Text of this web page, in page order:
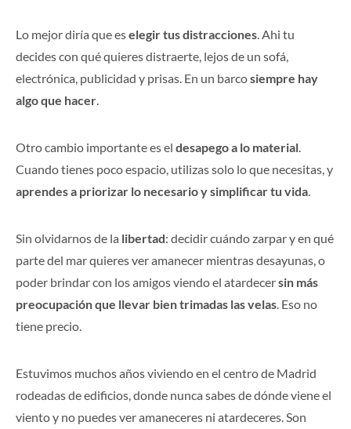
Lo mejor diría que eselegir tus distracciones . Ahi tu
decides con qué quieres distraerte, lejos de un sofá,
electrónica, publicidad y prisas. En un barcosiempre hay
algo que hacer
Otro cambio importante es el desapego a lo material
Cuando tienes poco espacio, utilizas solo lo que necesitas, y
aprendes a priorizar lo necesario y simplificar tu vida
Sin olvidarnos de la libertad: decidir cuándo zarpar y en qué
parte del mar quieres ver amanecer mientras desayunas, o
poder brindar con los amigos viendo el atardecersin más
preocupación que llevar bien trimadas las velas . Eso no
tiene precio.
Estuvimos muchos años viviendo en el centro de Madrid
rodeadas de edificios, donde nunca sabes de dónde viene el
viento y no puedes ver amaneceres ni atardeceres. Son